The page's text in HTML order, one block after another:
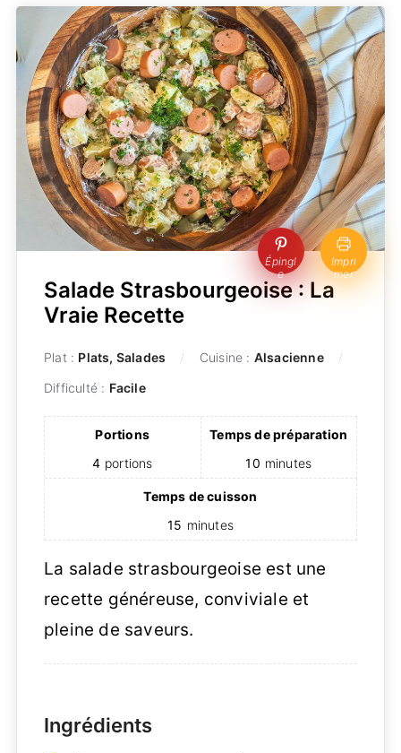
Épingl
e
Impri
mer
Salade Strasbourgeoise : La
Vraie Recette
Plat : Plats, Salades Cuisine : Alsacienne
Difficulté : Facile
Portions
4 portions
Temps de préparation
10 minutes
Temps de cuisson
15 minutes
La salade strasbourgeoise est une
recette généreuse, conviviale et
pleine de saveurs.
Ingrédients